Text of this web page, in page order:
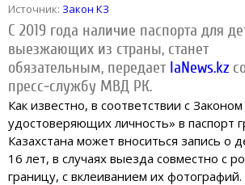
Источник: Закон КЗ
С 2019 года наличие паспорта для
выезжающих из страны, станет
обязательным, передает IaNews.kz
пресс-службу МВД РК.
Как известно, в соответствии с
удостоверяющих личность» в паспорт
Казахстана может вноситься запись о
16 лет, в случаях выезда совместно с
границу, с вклеиванием их фотографий.